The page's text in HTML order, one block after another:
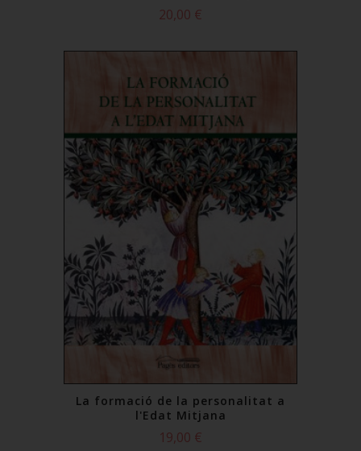
20,00 €
La formació de la personalitat a
l'Edat Mitjana
19,00 €